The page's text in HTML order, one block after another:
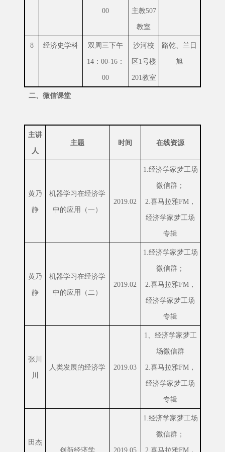
00
主教507
教室
8 经济史学科
双周三下午
14：00-16：
00
沙河校
区1号楼
201教室
路乾、兰日
旭
二、微信课堂
主讲
人
主题 时间 在线资源
黄乃
静
机器学习在经济学
中的应用（一）
2019.02
1.经济学家梦工场
微信群；
2.喜马拉雅FM，
经济学家梦工场
专辑
黄乃
静
机器学习在经济学
中的应用（二）
2019.02
1.经济学家梦工场
微信群；
2.喜马拉雅FM，
经济学家梦工场
专辑
张川
川
人类发展的经济学 2019.03
1、经济学家梦工
场微信群
2.喜马拉雅FM，
经济学家梦工场
专辑
田杰
创新经济学
2019.05
1.经济学家梦工场
微信群；
2.喜马拉雅FM，